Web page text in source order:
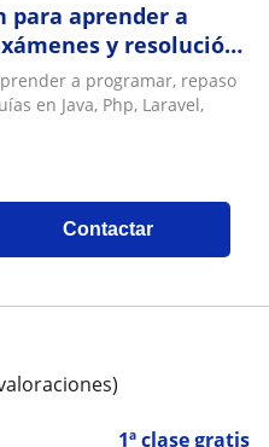
para aprender a
y resolución
Python y más
a programar, repaso
en Java, Php, Laravel,
Contactar
1ª clase gratis